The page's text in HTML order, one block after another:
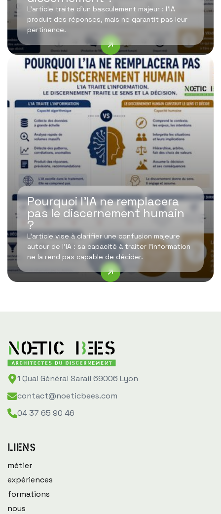
L’article traite d’un basculement majeur : l’IA
produit des réponses, mais ne garantit pas leur
pertinence.
Pourquoi l’IA ne remplacera
pas le discernement humain
?
L’article vise à clarifier une confusion majeure
autour de l’IA : sa capacité à traiter l’information
ne la rend pas capable de décider.
1 Quai Général Sarail 69006 Lyon
contact@noeticbees.com
04 37 65 90 46
Liens
métier
expériences
formations
nous